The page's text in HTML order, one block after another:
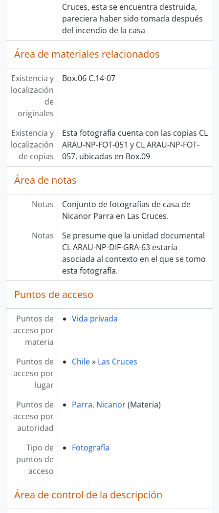
Cruces, esta se encuentra destruida,
pareciera haber sido tomada después
del incendio de la casa
Área de materiales relacionados
Existencia y
localización
de
originales
Box.06 C.14-07
Existencia y
localización
de copias
Esta fotografía cuenta con las copias CL
ARAU-NP-FOT-051 y CL ARAU-NP-FOT-
057, ubicadas en Box.09
Área de notas
Notas
Conjunto de fotografías de casa de
Nicanor Parra en Las Cruces.
Notas
Se presume que la unidad documental
CL ARAU-NP-DIF-GRA-63 estaría
asociada al contexto en el que se tomo
esta fotografía.
Puntos de acceso
Puntos de
acceso por
materia
Vida privada
Puntos de
acceso por
lugar
Chile» Las Cruces
Puntos de
acceso por
autoridad
Parra, Nicanor(Materia)
Tipo de
puntos de
acceso
Fotografía
Área de control de la descripción